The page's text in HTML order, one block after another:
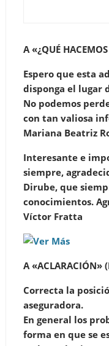
A «¿QUÉ
Espero que esta
disponga el lugar
No podemos
con tan valiosa
Mariana Beatriz
Interesante e
siempre,
Dirube, que
conocimientos.
Víctor Fratta
A «ACLARACIÓN»
Correcta la
aseguradora.
En general los
forma en que se